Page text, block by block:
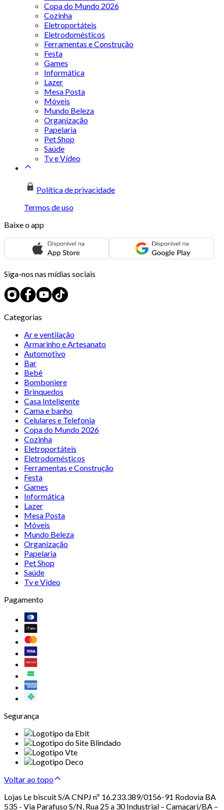
Copa do Mundo 2026
Cozinha
Eletroportáteis
Eletrodomésticos
Ferramentas e Construção
Festa
Games
Informática
Lazer
Mesa Posta
Móveis
Mundo Beleza
Organização
Papelaria
Pet Shop
Saúde
Tv e Vídeo
Política de privacidade
Termos de uso
Baixe o app
Siga-nos nas mídias sociais
Categorias
Ar e ventilação
Armarinho e Artesanato
Automotivo
Bar
Bebê
Bomboniere
Brinquedos
Casa Inteligente
Cama e banho
Celulares e Telefonia
Copa do Mundo 2026
Cozinha
Eletroportáteis
Eletrodomésticos
Ferramentas e Construção
Festa
Games
Informática
Lazer
Mesa Posta
Móveis
Mundo Beleza
Organização
Papelaria
Pet Shop
Saúde
Tv e Vídeo
Pagamento
Segurança
Voltar ao topo
Lojas Le biscuit S/A CNPJ nº 16.233.389/0156-91 Rodovia BA
535 - Via Parafuso S/N, Rua 25 a 30 Industrial – Camaçari/BA –